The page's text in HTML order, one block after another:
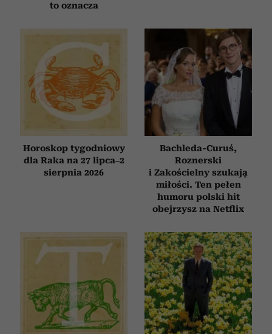
to oznacza
Horoskop tygodniowy
dla Raka na 27 lipca–2
sierpnia 2026
Bachleda-Curuś,
Roznerski
i Zakościelny szukają
miłości. Ten pełen
humoru polski hit
obejrzysz na Netflix